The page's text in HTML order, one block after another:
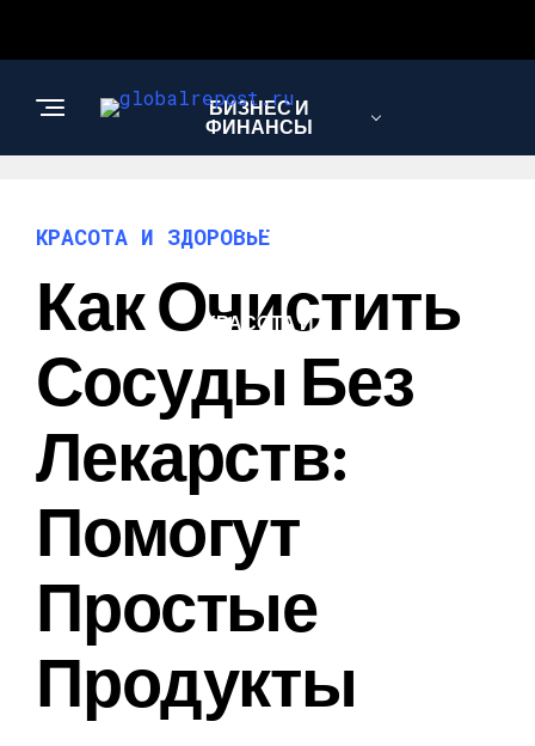
БИЗНЕС И
ФИНАНСЫ
АВТО
КРАСОТА И
КРАСОТА И ЗДОРОВЬЕ
Как Очистить
Сосуды Без
Лекарств:
Помогут
Простые
Продукты